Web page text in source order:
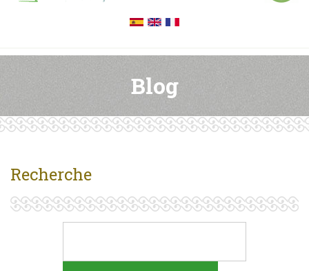
Blog
Recherche